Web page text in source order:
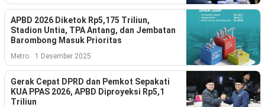
Kesehatan
Lingkungan
Olahraga
More
APBD 2026 Diketok Rp5,175 Triliun,
Stadion Untia, TPA Antang, dan Jembatan
Barombong Masuk Prioritas
Metro 1 Desember 2025
Gerak Cepat DPRD dan Pemkot Sepakati
KUA PPAS 2026, APBD Diproyeksi Rp5,1
Triliun